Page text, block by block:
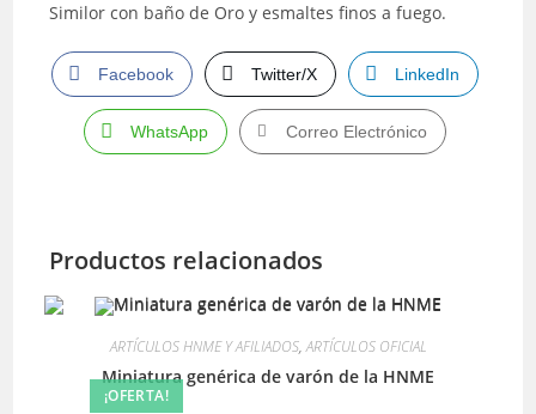
Similor con baño de Oro y esmaltes finos a fuego.
Facebook Twitter/X LinkedIn
WhatsApp Correo Electrónico
Productos relacionados
¡OFERTA!
ARTÍCULOS HNME Y AFILIADOS,ARTÍCULOS OFICIAL
Miniatura genérica de varón de la HNME